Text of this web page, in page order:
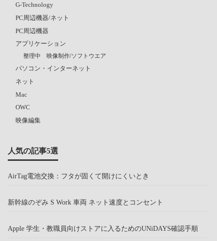
G-Technology
PC周辺機器/ネット
PC周辺機器
アプリケーション
整理中 映像制作/ソフトウエア
パソコン・インターネット
ネット
Mac
OWC
映像編集
人気の記事5選
AirTag電池交換：フタが固くて開けにくいとき
新幹線のぞみ S Work 車両 ネット速度とコンセント
Apple 学生・教職員向けストアに入るためのUNiDAYS確認手順